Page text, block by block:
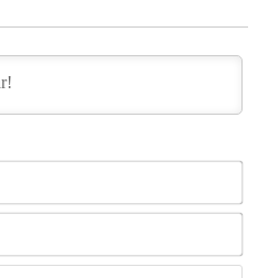
E-